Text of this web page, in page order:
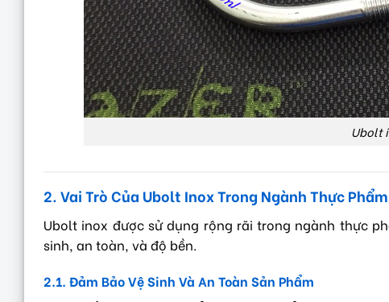
Ubolt
2. Vai Trò Của Ubolt Inox Trong Ngành Thực
Ubolt inox được sử dụng rộng rãi trong ngành thực
sinh, an toàn, và độ bền.
2.1. Đảm Bảo Vệ Sinh Và An Toàn Sản Phẩm